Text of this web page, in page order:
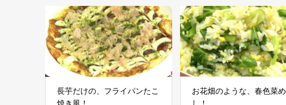
長芋だけの、フライパンたこ
焼き風！
お花畑のような、春色菜め
し！